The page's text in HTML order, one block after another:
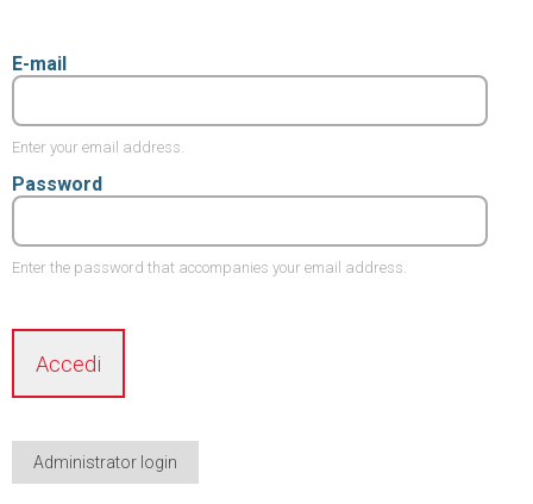
E-mail
Enter your email address.
Password
Enter the password that accompanies your email address.